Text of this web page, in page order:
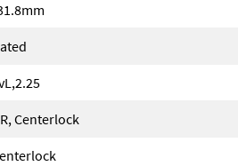
Centerlock